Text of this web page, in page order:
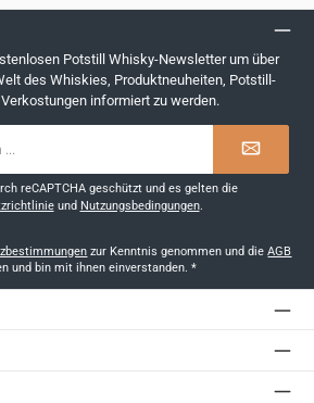
Potstill Whisky-Newsletter um über
des Whiskies, Produktneuheiten, Potstill-
informiert zu werden.
reCAPTCHA geschützt und es gelten die
und Nutzungsbedingungen.
zur Kenntnis genommen und dieAGB
und bin mit ihnen einverstanden. *